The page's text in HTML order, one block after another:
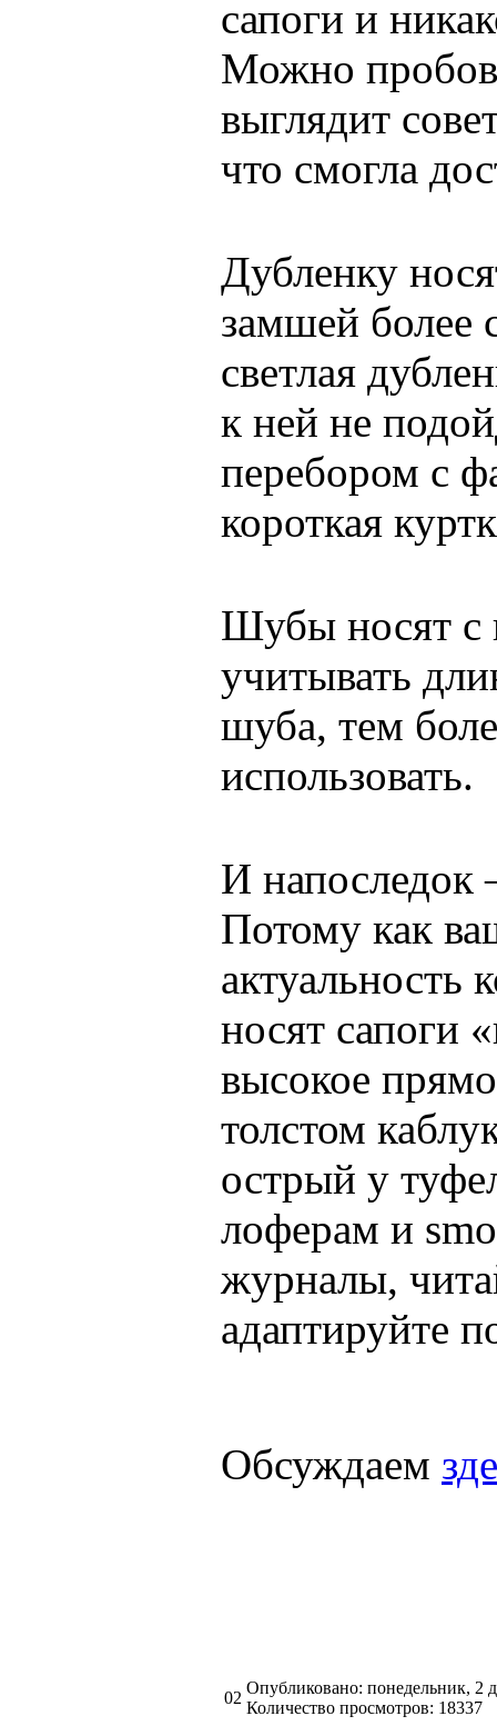
сапоги и
Можно
выглядит
что смогла
Дубленку
замшей более
светлая
к ней не
перебором с
короткая
Шубы носят с
учитывать
шуба, тем
использовать.
И напоследок
Потому как
актуальность
носят сапоги
высокое
толстом
острый у
лоферам и
журналы,
адаптируйте
Обсуждаем
02
Опубликовано: понедельник, 2
Количество просмотров: 18337